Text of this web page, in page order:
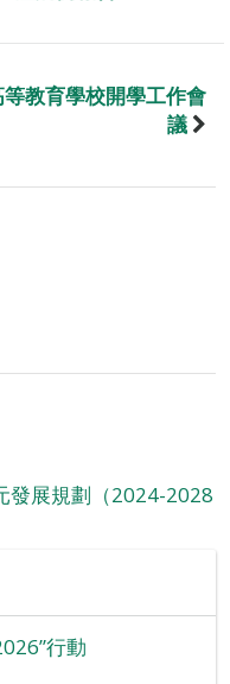
教育學校開學工作會
議
發展規劃（2024-2028
行動